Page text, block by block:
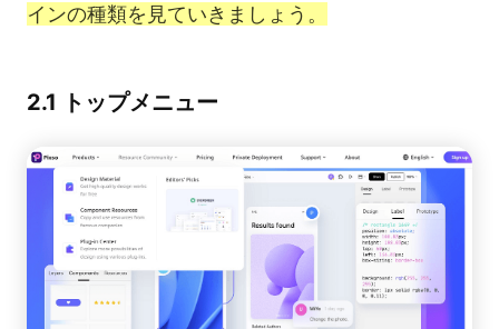
インの種類を見ていきましょう。
2.1 トップメニュー